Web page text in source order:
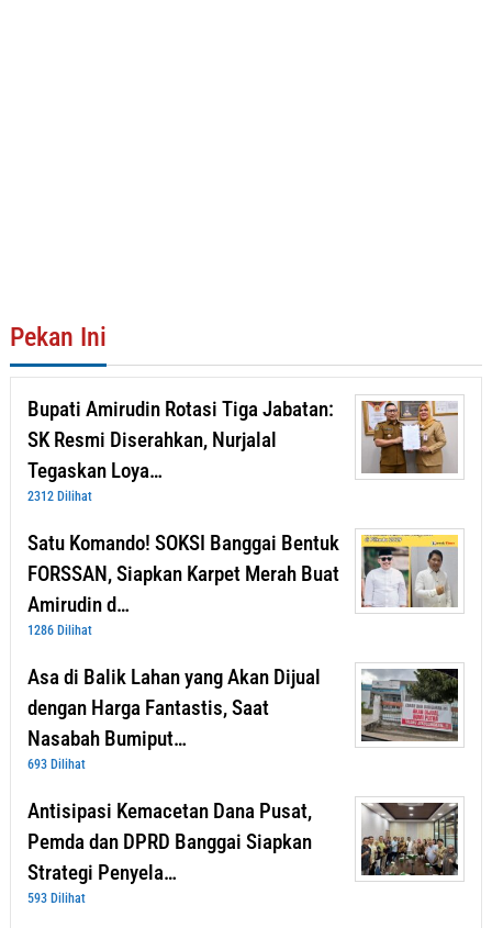
Pekan Ini
Bupati Amirudin Rotasi Tiga Jabatan:
SK Resmi Diserahkan, Nurjalal
Tegaskan Loya…
2312 Dilihat
Satu Komando! SOKSI Banggai Bentuk
FORSSAN, Siapkan Karpet Merah Buat
Amirudin d…
1286 Dilihat
Asa di Balik Lahan yang Akan Dijual
dengan Harga Fantastis, Saat
Nasabah Bumiput…
693 Dilihat
Antisipasi Kemacetan Dana Pusat,
Pemda dan DPRD Banggai Siapkan
Strategi Penyela…
593 Dilihat